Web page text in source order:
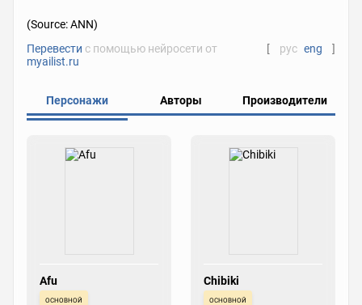
(Source: ANN)
Перевести с помощью нейросети от
myailist.ru
[ рус eng ]
Персонажи Авторы Производители
Afu
основной
Chibiki
основной